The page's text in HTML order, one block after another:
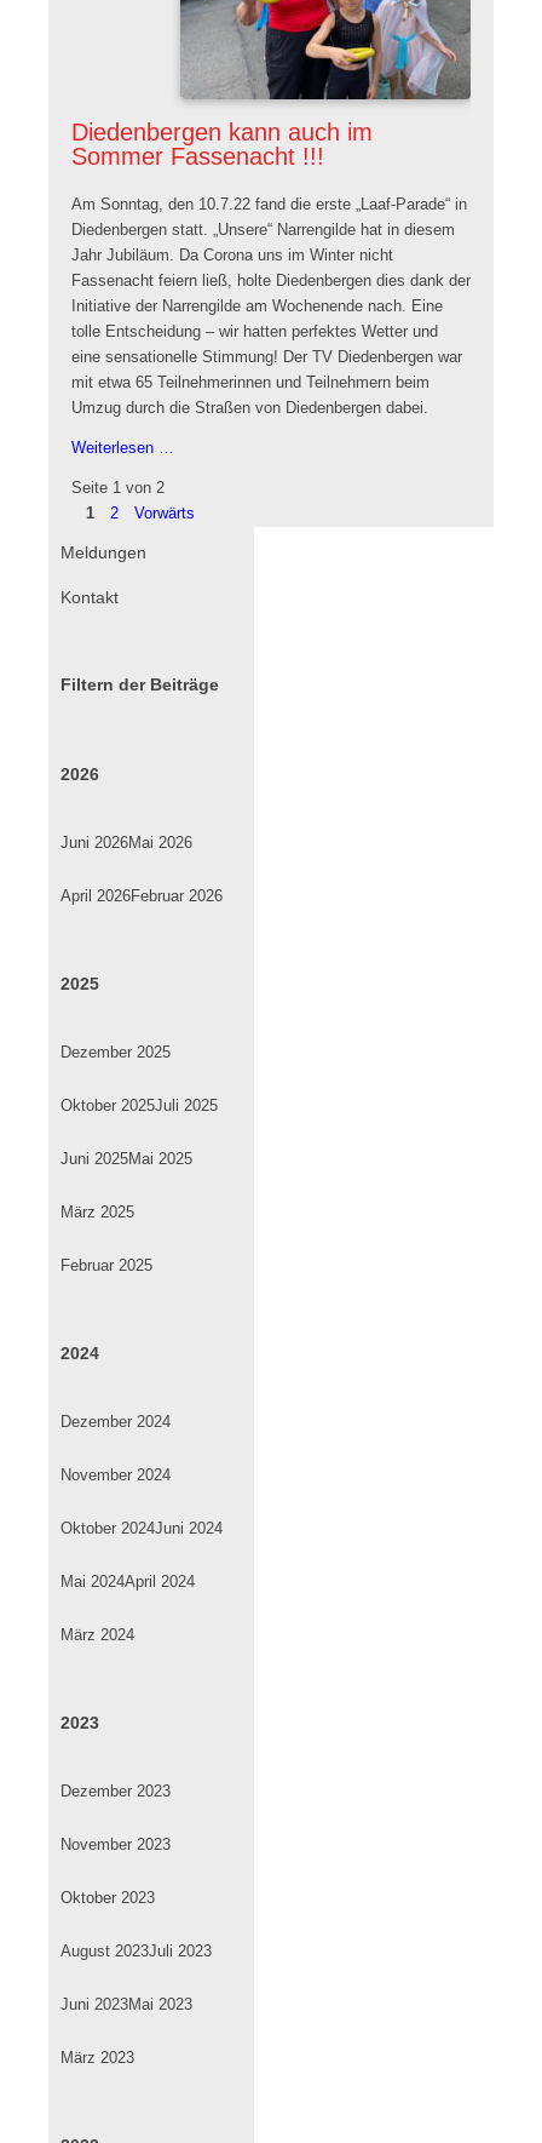
Diedenbergen kann auch im
Sommer Fassenacht !!!
Am Sonntag, den 10.7.22 fand die erste „Laaf-Parade“ in
Diedenbergen statt. „Unsere“ Narrengilde hat in diesem
Jahr Jubiläum. Da Corona uns im Winter nicht
Fassenacht feiern ließ, holte Diedenbergen dies dank der
Initiative der Narrengilde am Wochenende nach. Eine
tolle Entscheidung – wir hatten perfektes Wetter und
eine sensationelle Stimmung! Der TV Diedenbergen war
mit etwa 65 Teilnehmerinnen und Teilnehmern beim
Umzug durch die Straßen von Diedenbergen dabei.
Weiterlesen …
im
Seite 1 von 2
1
2 Vorwärts
Navigation
Meldungen
Kontakt
Filtern der Beiträge
2026
Juni 2026Mai 2026
April 2026Februar 2026
2025
Dezember 2025
Oktober 2025Juli 2025
Juni 2025Mai 2025
März 2025
Februar 2025
2024
Dezember 2024
November 2024
Oktober 2024Juni 2024
Mai 2024April 2024
März 2024
2023
Dezember 2023
November 2023
Oktober 2023
August 2023Juli 2023
Juni 2023Mai 2023
März 2023